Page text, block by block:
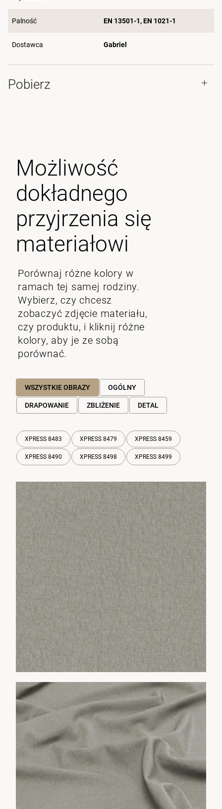
Palność EN 13501-1, EN 1021-1
Dostawca Gabriel
Pobierz
Możliwość
dokładnego
przyjrzenia się
materiałowi
Porównaj różne kolory w
ramach tej samej rodziny.
Wybierz, czy chcesz
zobaczyć zdjęcie materiału,
czy produktu, i kliknij różne
kolory, aby je ze sobą
porównać.
WSZYSTKIE OBRAZY OGÓLNY
DRAPOWANIE ZBLIŻENIE DETAL
XPRESS 8483 XPRESS 8479 XPRESS 8459
XPRESS 8490 XPRESS 8498 XPRESS 8499